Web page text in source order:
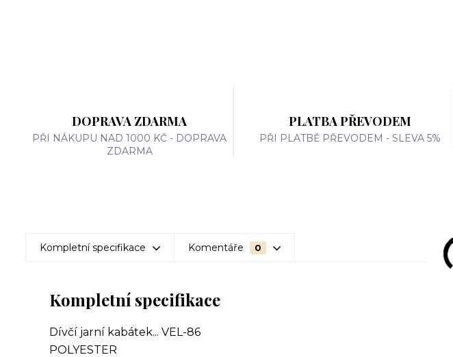
DOPRAVA ZDARMA
PŘI NÁKUPU NAD 1000 KČ - DOPRAVA
ZDARMA
PLATBA PŘEVODEM
PŘI PLATBĚ PŘEVODEM - SLEVA 5%
Kompletní specifikace Komentáře 0
Kompletní specifikace
Dívčí jarní kabátek... VEL-86
POLYESTER